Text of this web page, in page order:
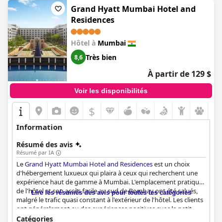
Mumbai, Powai, Series by Marriott)est un hôtel à prix
raisonnable qui offre d'excellentes installations dans les
chambres, assurant un excellent séjour à ses clients.
Grand Hyatt Mumbai Hotel and
Residences
Hôtel à Mumbai
8,6 Très bien
À partir de 129 $
Voir les disponibilités
$
Information
Résumé des avis
Résumé par IA
LeGrand Hyatt Mumbai Hotel and Residencesest un choix
d'hébergement luxueux qui plaira à ceux qui recherchent une
expérience haut de gamme à Mumbai. L'emplacement pratique
de l'hôtel et son accès facile au sud de Bombay ont été salués,
malgré le trafic quasi constant à l'extérieur de l'hôtel. Les clients
ont généralement eu des expériences positives avec le petit-
déjeuner, en particulier l'excellente variété de plats proposés au
Lire les résumés des avis pour toutes les catégories
Catégories